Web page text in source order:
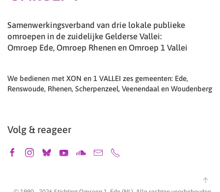
Samenwerkingsverband van drie lokale publieke
omroepen in de zuidelijke Gelderse Vallei:
Omroep Ede, Omroep Rhenen en Omroep 1 Vallei
We bedienen met XON en 1 VALLEI zes gemeenten: Ede,
Renswoude, Rhenen, Scherpenzeel, Veenendaal en Woudenberg
Volg & reageer